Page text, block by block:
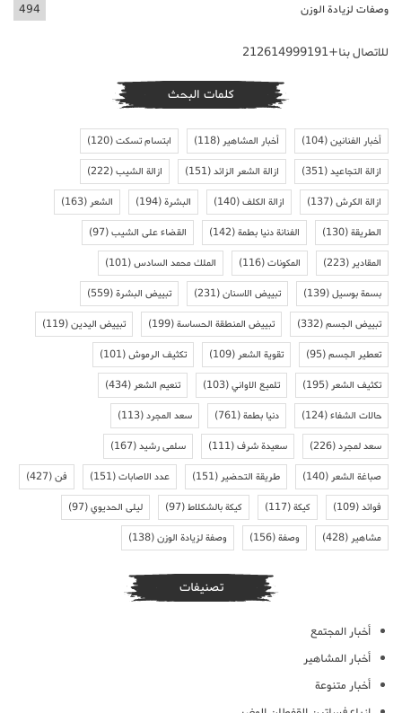
وصفات لزيادة الوزن 494
للاتصال بنا+212614999191
كلمات البحث
أخبار الفنانين(104) أخبار المشاهير(118) ابتسام تسكت(120)
ازالة التجاعيد(351) ازالة الشعر الزائد(151) ازالة الشيب(222)
ازالة الكرش(137) ازالة الكلف(140) البشرة(194) الشعر(163)
الطريقة(130) الفنانة دنيا بطمة(142) القضاء على الشيب(97)
المقادير(223) المكونات(116) الملك محمد السادس(101)
بسمة بوسيل(139) تبييض الاسنان(231) تبييض البشرة(559)
تبييض الجسم(332) تبييض المنطقة الحساسة(199) تبييض اليدين(119)
تعطير الجسم(95) تقوية الشعر(109) تكثيف الرموش(101)
تكثيف الشعر(195) تلميع الاواني(103) تنعيم الشعر(434)
حالات الشفاء(124) دنيا بطمة(761) سعد المجرد(113)
سعد لمجرد(226) سعيدة شرف(111) سلمى رشيد(167)
صباغة الشعر(140) طريقة التحضير(151) عدد الاصابات(151) فن(427)
فوائد(109) كيكة(117) كيكة بالشكلاط(97) ليلى الحديوي(97)
مشاهير(428) وصفة(156) وصفة لزيادة الوزن(138)
تصنيفات
أخبار المجتمع
أخبار المشاهير
أخبار متنوعة